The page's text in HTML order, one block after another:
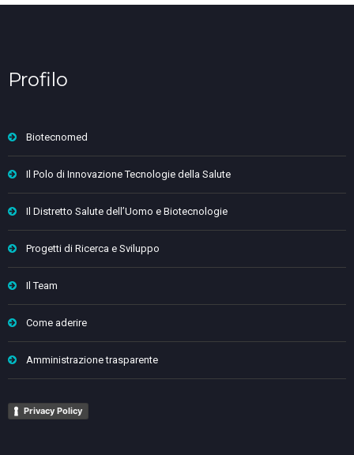
Profilo
Biotecnomed
Il Polo di Innovazione Tecnologie della Salute
Il Distretto Salute dell’Uomo e Biotecnologie
Progetti di Ricerca e Sviluppo
Il Team
Come aderire
Amministrazione trasparente
Privacy Policy